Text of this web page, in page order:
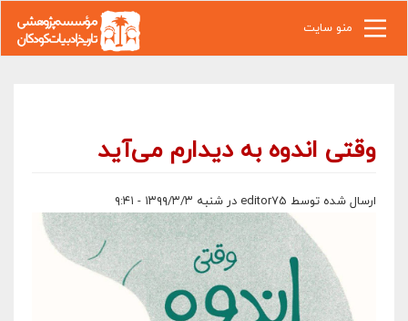
منو سایت
وقتی اندوه به دیدارم می‌آید
ارسال شده توسط editor75 در شنبه ۱۳۹۹/۳/۳ - ۹:۴۱